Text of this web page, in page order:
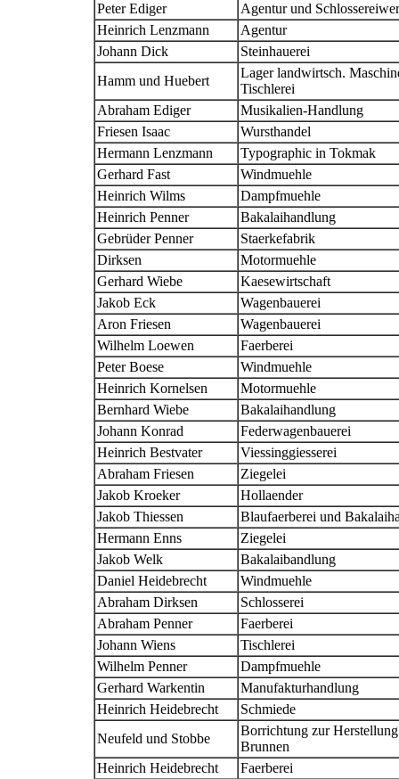
Peter Ediger
Agentur und
Heinrich Lenzmann
Agentur
Johann Dick
Steinhauerei
Hamm und Huebert
Lager landwirtsch.
Tischlerei
Abraham Ediger
Musikalien-Handlung
Friesen Isaac
Wursthandel
Hermann Lenzmann
Typographic in Tokmak
Gerhard Fast
Windmuehle
Heinrich Wilms
Dampfmuehle
Heinrich Penner
Bakalaihandlung
Gebrüder Penner
Staerkefabrik
Dirksen
Motormuehle
Gerhard Wiebe
Kaesewirtschaft
Jakob Eck
Wagenbauerei
Aron Friesen
Wagenbauerei
Wilhelm Loewen
Faerberei
Peter Boese
Windmuehle
Heinrich Kornelsen
Motormuehle
Bernhard Wiebe
Bakalaihandlung
Johann Konrad
Federwagenbauerei
Heinrich Bestvater
Viessinggiesserei
Abraham Friesen
Ziegelei
Jakob Kroeker
Hollaender
Jakob Thiessen
Blaufaerberei und
Hermann Enns
Ziegelei
Jakob Welk
Bakalaibandlung
Daniel Heidebrecht
Windmuehle
Abraham Dirksen
Schlosserei
Abraham Penner
Faerberei
Johann Wiens
Tischlerei
Wilhelm Penner
Dampfmuehle
Gerhard Warkentin
Manufakturhandlung
Heinrich Heidebrecht
Schmiede
Neufeld und Stobbe
Borrichtung zur
Brunnen
Heinrich Heidebrecht
Faerberei